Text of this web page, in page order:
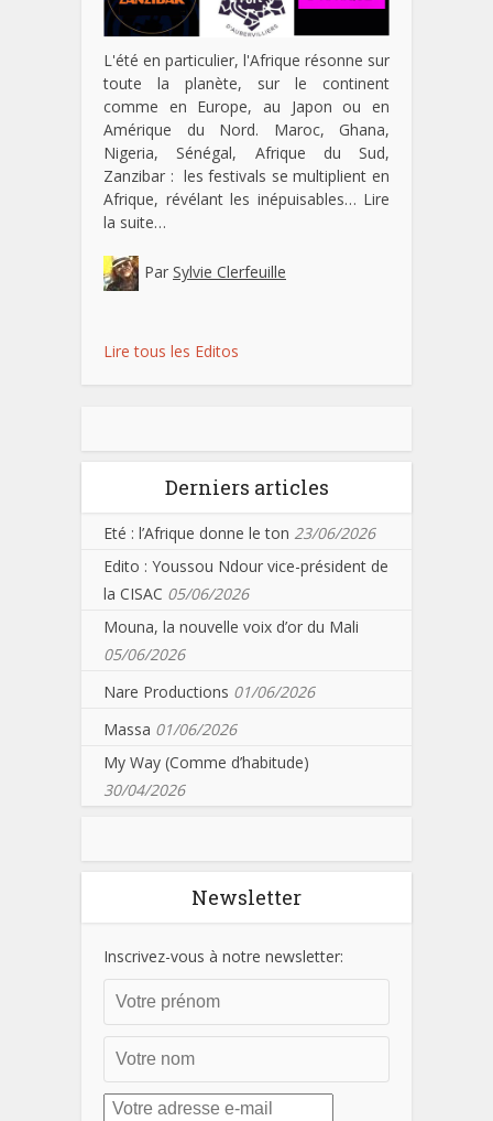
L'été en particulier, l'Afrique résonne sur
toute la planète, sur le continent
comme en Europe, au Japon ou en
Amérique du Nord. Maroc, Ghana,
Nigeria, Sénégal, Afrique du Sud,
Zanzibar : les festivals se multiplient en
Afrique, révélant les inépuisables… Lire
la suite…
Par Sylvie Clerfeuille
Lire tous les Editos
Derniers articles
Eté : l’Afrique donne le ton 23/06/2026
Edito : Youssou Ndour vice-président de
la CISAC 05/06/2026
Mouna, la nouvelle voix d’or du Mali
05/06/2026
Nare Productions 01/06/2026
Massa 01/06/2026
My Way (Comme d’habitude)
30/04/2026
Newsletter
Inscrivez-vous à notre newsletter: